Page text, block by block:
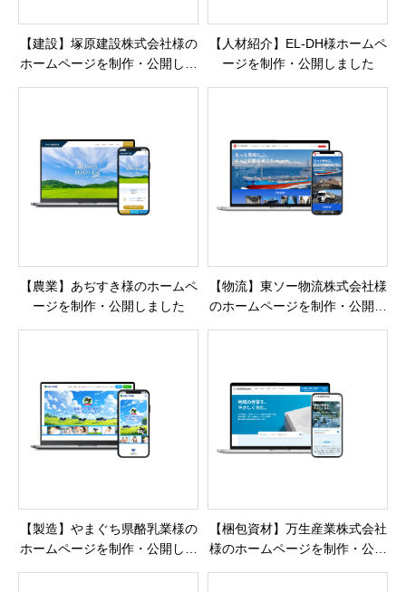
【建設】塚原建設株式会社様の
ホームページを制作・公開しま
【人材紹介】EL-DH様ホームペ
ージを制作・公開しました
【農業】あぢすき様のホームペ
ージを制作・公開しました
【物流】東ソー物流株式会社様
のホームページを制作・公開し
【製造】やまぐち県酪乳業様の
ホームページを制作・公開しま
【梱包資材】万生産業株式会社
様のホームページを制作・公開